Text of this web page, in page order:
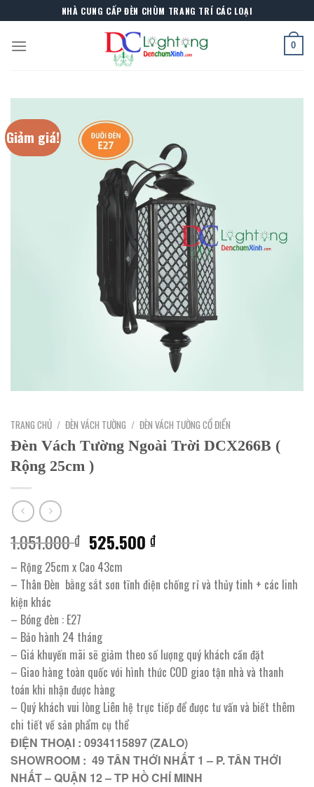
to
content
NHÀ CUNG CẤP ĐÈN CHÙM TRANG TRÍ CÁC LOẠI
0
Giảm giá!
TRANG CHỦ / ĐÈN VÁCH TƯỜNG / ĐÈN VÁCH TƯỜNG CỔ ĐIỂN
Đèn Vách Tường Ngoài Trời DCX266B (
Rộng 25cm )
1.051.000₫ Giá
gốc
là:
1.051.000 ₫.
525.500₫Giá
tại
là:
– Rộng 25cm x Cao 43cm
– Thân Đèn bằng sắt sơn tĩnh điện chống rỉ và thủy tinh + các linh
kiện khác
– Bóng đèn : E27
– Bảo hành 24 tháng
– Giá khuyến mãi sẽ giảm theo số lượng quý khách cần đặt
– Giao hàng toàn quốc với hình thức COD giao tận nhà và thanh
toán khi nhận được hàng
– Quý khách vui lòng Liên hệ trực tiếp để được tư vấn và biết thêm
chi tiết về sản phẩm cụ thể
ĐIỆN THOẠI : 0934115897 (ZALO)
SHOWROOM : 49 TÂN THỚI NHẤT 1 – P. TÂN THỚI
NHẤT – QUẬN 12 – TP HỒ CHÍ MINH